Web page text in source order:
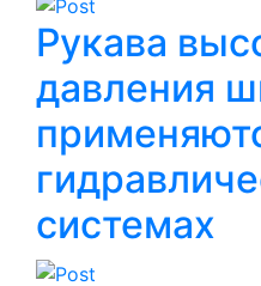
Рукава
давления
системах